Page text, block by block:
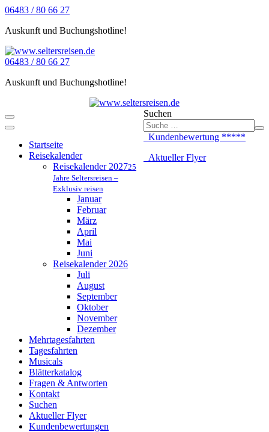
06483 / 80 66 27
Auskunft und Buchungshotline!
06483 / 80 66 27
Auskunft und Buchungshotline!
Suchen
Kundenbewertung *****
Aktueller Flyer
Startseite
Reisekalender
Reisekalender 202725
Jahre Seltersreisen –
Exklusiv reisen
Januar
Februar
März
April
Mai
Juni
Reisekalender 2026
Juli
August
September
Oktober
November
Dezember
Mehrtagesfahrten
Tagesfahrten
Musicals
Blätterkatalog
Fragen & Antworten
Kontakt
Suchen
Aktueller Flyer
Kundenbewertungen